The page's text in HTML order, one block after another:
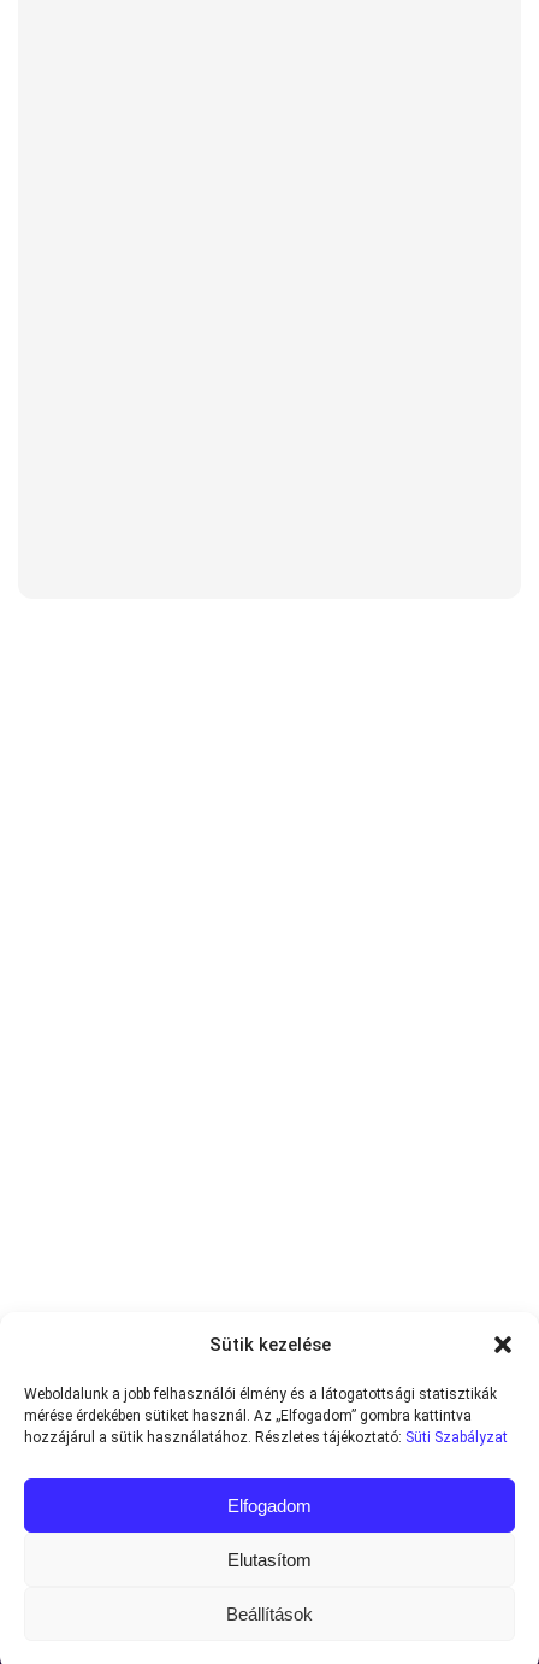
Sütik kezelése
Weboldalunk a jobb felhasználói élmény és a látogatottsági statisztikák
mérése érdekében sütiket használ. Az „Elfogadom” gombra kattintva
hozzájárul a sütik használatához. Részletes tájékoztató: Süti Szabályzat
Elfogadom
Elutasítom
Beállítások
Minden jog fenntartva © 2013-2026Teniszvilag.com